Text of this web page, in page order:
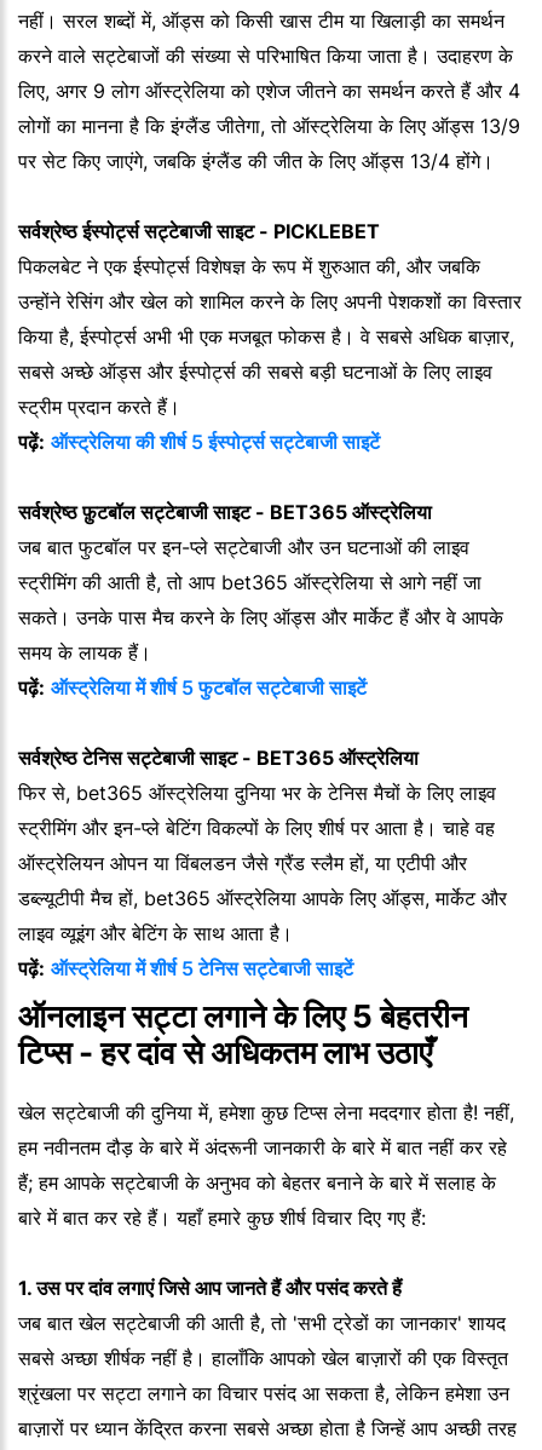
नहीं। सरल शब्दों में, ऑड्स को किसी खास टीम या खिलाड़ी का समर्थन
करने वाले सट्टेबाजों की संख्या से परिभाषित किया जाता है। उदाहरण के
लिए, अगर 9 लोग ऑस्ट्रेलिया को एशेज जीतने का समर्थन करते हैं और 4
लोगों का मानना है कि इंग्लैंड जीतेगा, तो ऑस्ट्रेलिया के लिए ऑड्स 13/9
पर सेट किए जाएंगे, जबकि इंग्लैंड की जीत के लिए ऑड्स 13/4 होंगे।
सर्वश्रेष्ठ ईस्पोर्ट्स सट्टेबाजी साइट - PICKLEBET
पिकलबेट ने एक ईस्पोर्ट्स विशेषज्ञ के रूप में शुरुआत की, और जबकि
उन्होंने रेसिंग और खेल को शामिल करने के लिए अपनी पेशकशों का विस्तार
किया है, ईस्पोर्ट्स अभी भी एक मजबूत फोकस है। वे सबसे अधिक बाज़ार,
सबसे अच्छे ऑड्स और ईस्पोर्ट्स की सबसे बड़ी घटनाओं के लिए लाइव
स्ट्रीम प्रदान करते हैं।
पढ़ें: ऑस्ट्रेलिया की शीर्ष 5 ईस्पोर्ट्स सट्टेबाजी साइटें
सर्वश्रेष्ठ फ़ुटबॉल सट्टेबाजी साइट - BET365 ऑस्ट्रेलिया
जब बात फुटबॉल पर इन-प्ले सट्टेबाजी और उन घटनाओं की लाइव
स्ट्रीमिंग की आती है, तो आप bet365 ऑस्ट्रेलिया से आगे नहीं जा
सकते। उनके पास मैच करने के लिए ऑड्स और मार्केट हैं और वे आपके
समय के लायक हैं।
पढ़ें: ऑस्ट्रेलिया में शीर्ष 5 फुटबॉल सट्टेबाजी साइटें
सर्वश्रेष्ठ टेनिस सट्टेबाजी साइट - BET365 ऑस्ट्रेलिया
फिर से, bet365 ऑस्ट्रेलिया दुनिया भर के टेनिस मैचों के लिए लाइव
स्ट्रीमिंग और इन-प्ले बेटिंग विकल्पों के लिए शीर्ष पर आता है। चाहे वह
ऑस्ट्रेलियन ओपन या विंबलडन जैसे ग्रैंड स्लैम हों, या एटीपी और
डब्ल्यूटीपी मैच हों, bet365 ऑस्ट्रेलिया आपके लिए ऑड्स, मार्केट और
लाइव व्यूइंग और बेटिंग के साथ आता है।
पढ़ें: ऑस्ट्रेलिया में शीर्ष 5 टेनिस सट्टेबाजी साइटें
ऑनलाइन सट्टा लगाने के लिए 5 बेहतरीन
टिप्स - हर दांव से अधिकतम लाभ उठाएँ
खेल सट्टेबाजी की दुनिया में, हमेशा कुछ टिप्स लेना मददगार होता है! नहीं,
हम नवीनतम दौड़ के बारे में अंदरूनी जानकारी के बारे में बात नहीं कर रहे
हैं; हम आपके सट्टेबाजी के अनुभव को बेहतर बनाने के बारे में सलाह के
बारे में बात कर रहे हैं। यहाँ हमारे कुछ शीर्ष विचार दिए गए हैं:
1. उस पर दांव लगाएं जिसे आप जानते हैं और पसंद करते हैं
जब बात खेल सट्टेबाजी की आती है, तो 'सभी ट्रेडों का जानकार' शायद
सबसे अच्छा शीर्षक नहीं है। हालाँकि आपको खेल बाज़ारों की एक विस्तृत
श्रृंखला पर सट्टा लगाने का विचार पसंद आ सकता है, लेकिन हमेशा उन
बाज़ारों पर ध्यान केंद्रित करना सबसे अच्छा होता है जिन्हें आप अच्छी तरह